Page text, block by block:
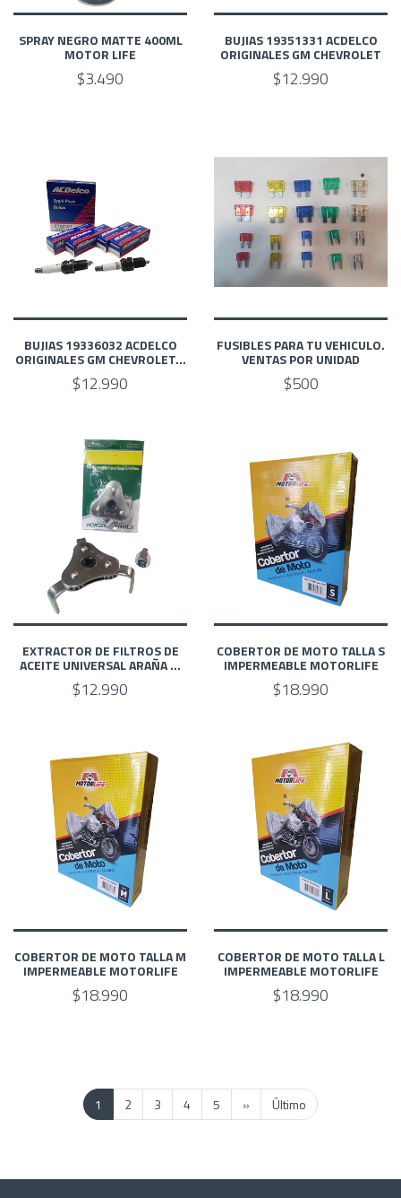
SPRAY NEGRO MATTE 400ML
MOTOR LIFE
$3.490
BUJIAS 19351331 ACDELCO
ORIGINALES GM CHEVROLET
$12.990
BUJIAS 19336032 ACDELCO
ORIGINALES GM CHEVROLET...
$12.990
FUSIBLES PARA TU VEHICULO.
VENTAS POR UNIDAD
$500
EXTRACTOR DE FILTROS DE
ACEITE UNIVERSAL ARAÑA ...
$12.990
COBERTOR DE MOTO TALLA S
IMPERMEABLE MOTORLIFE
$18.990
COBERTOR DE MOTO TALLA M
IMPERMEABLE MOTORLIFE
$18.990
COBERTOR DE MOTO TALLA L
IMPERMEABLE MOTORLIFE
$18.990
1 2 3 4 5 » Último